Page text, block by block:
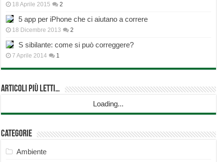
18 Aprile 2015 2
5 app per iPhone che ci aiutano a correre
18 Dicembre 2013 2
S sibilante: come si può correggere?
7 Aprile 2014 1
Articoli più Letti…
Loading...
Categorie
Ambiente